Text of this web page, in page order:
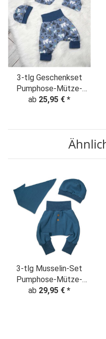
3-tlg Geschenkset
Pumphose-Mütze-
Tuch "Eisbären"
ab 25,95 € *
3-tlg Musselin-Set
Pumphose-Mütze-
Tuch Erstlingsoutfit
ab 29,95 € *